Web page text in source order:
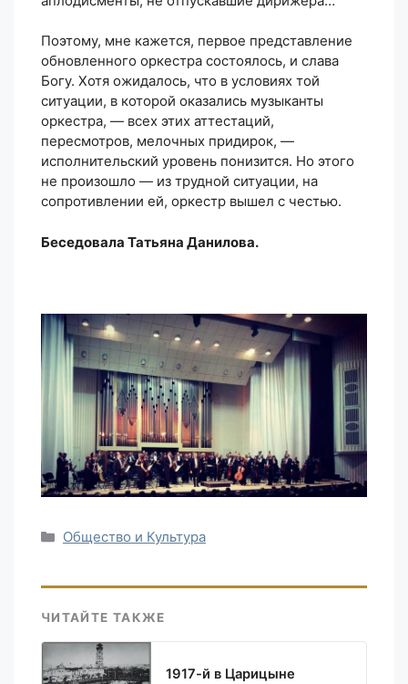
Поэтому, мне кажется, первое представление
обновленного оркестра состоялось, и слава
Богу. Хотя ожидалось, что в условиях той
ситуации, в которой оказались музыканты
оркестра, — всех этих аттестаций,
пересмотров, мелочных придирок, —
исполнительский уровень понизится. Но этого
не произошло — из трудной ситуации, на
сопротивлении ей, оркестр вышел с честью.
Беседовала Татьяна Данилова.
Рубрики
Общество и Культура
ЧИТАЙТЕ ТАКЖЕ
1917-й в Царицыне